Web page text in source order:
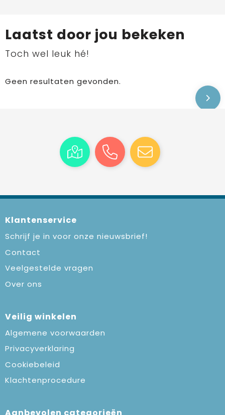
Laatst door jou bekeken
Toch wel leuk hé!
Geen resultaten gevonden.
Klantenservice
Schrijf je in voor onze nieuwsbrief!
Contact
Veelgestelde vragen
Over ons
Veilig winkelen
Algemene voorwaarden
Privacyverklaring
Cookiebeleid
Klachtenprocedure